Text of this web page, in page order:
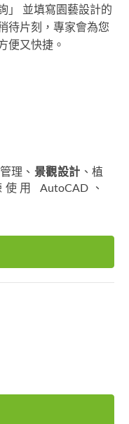
」 並填寫園藝設計的
待片刻，專家會為您
便又快捷。
理、 景觀設計 、植
用 AutoCAD、